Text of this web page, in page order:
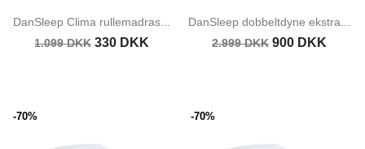
DanSleep Clima rullemadras...
1.099 DKK 330 DKK
DanSleep dobbeltdyne ekstra...
2.999 DKK 900 DKK
-70% -70%